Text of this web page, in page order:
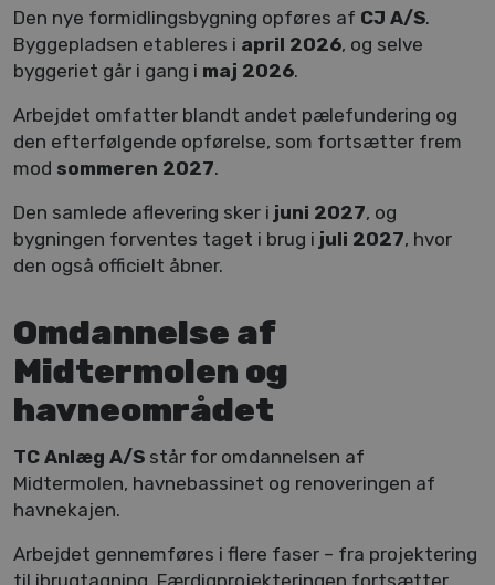
Den nye formidlingsbygning opføres af CJ A/S.
Byggepladsen etableres i april 2026, og selve
byggeriet går i gang i maj 2026.
Arbejdet omfatter blandt andet pælefundering og
den efterfølgende opførelse, som fortsætter frem
mod sommeren 2027.
Den samlede aflevering sker i juni 2027, og
bygningen forventes taget i brug i juli 2027, hvor
den også officielt åbner.
Omdannelse af
Midtermolen og
havneområdet
TC Anlæg A/S står for omdannelsen af
Midtermolen, havnebassinet og renoveringen af
havnekajen.
Arbejdet gennemføres i flere faser – fra projektering
til ibrugtagning. Færdigprojekteringen fortsætter